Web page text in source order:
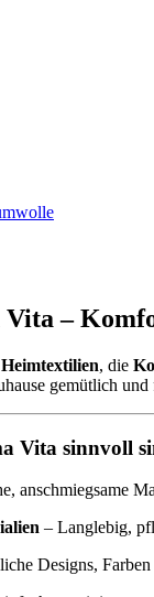
–
Heimtextilien, die
gemütlich
Vita sinnvoll
anschmiegsame
– Langlebig,
Designs,